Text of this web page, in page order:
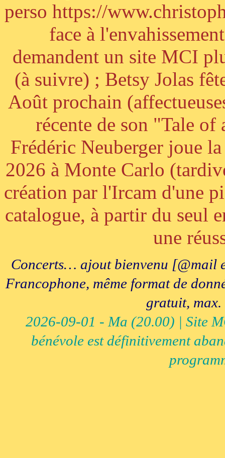
perso https://
face à
demandent un site MCI
(à suivre) ; Betsy Jolas
Août prochain
récente de son "Tale of
Frédéric Neuberger joue
2026 à Monte Carlo
création par l'Ircam d'une
catalogue, à partir du seul
une
Concerts… ajout bienvenu [@mail
Francophone, même format de
gratuit,
2026-09-01 - Ma (20.00) | Site
bénévole est définitivement